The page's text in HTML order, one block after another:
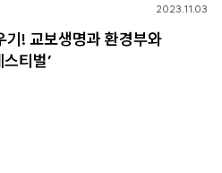
2023.11.03
기! 교보생명과 환경부와
티벌’